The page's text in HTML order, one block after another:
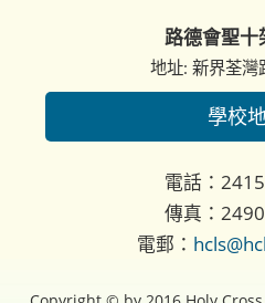
路德會聖十
地址: 新界荃
學校
電話：
傳真：
電郵：